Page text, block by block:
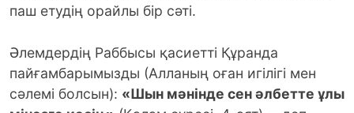
паш етудің орайлы бір сәті.
Әлемдердің Раббысы қасиетті Құранда
пайғамбарымызды (Алланың оған игілігі мен
сәлемі болсын): «Шын мәнінде сен әлбетте ұлы